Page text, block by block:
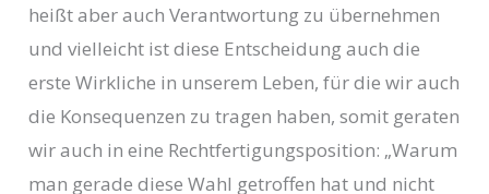
heißt aber auch Verantwortung zu übernehmen
und vielleicht ist diese Entscheidung auch die
erste Wirkliche in unserem Leben, für die wir auch
die Konsequenzen zu tragen haben, somit geraten
wir auch in eine Rechtfertigungsposition: „Warum
man gerade diese Wahl getroffen hat und nicht